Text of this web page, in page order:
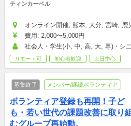
ティンカーベル
オンライン開催, 熊本, 大分, 宮崎, 鹿
費用: 2,000〜5,000円
社会人・学生(小, 中, 高, 大, 専)・シ
リモート可 初心者歓迎 土日中心
募集終了 メンバー/継続ボランティア
ボランティア登録も再開！子ど
も・若い世代の課題改善に取り組
むグループ再始動。